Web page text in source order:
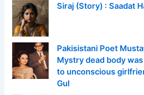
Siraj (Story) : Saadat
Pakisistani Poet
Mystry dead body
to unconscious
Gul